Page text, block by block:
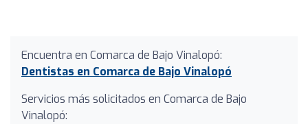
Encuentra en Comarca de Bajo Vinalopó:
Dentistas en Comarca de Bajo Vinalopó
Servicios más solicitados en Comarca de Bajo
Vinalopó: